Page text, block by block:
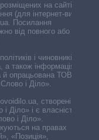
на сайті,
(для інтернет-видань
Посилання
від повного або
і чиновників,
також інформація про
й опрацьована ТОВ «ІА
і Діло».
створені ГО
Діло» і є власністю
і Діло».
на правах
«Позиція»,